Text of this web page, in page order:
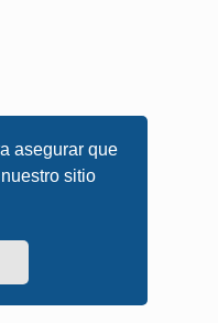
asegurar que
sitio